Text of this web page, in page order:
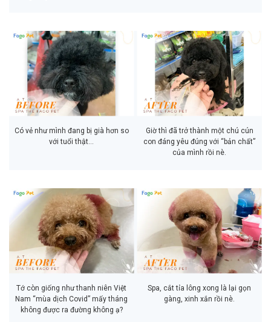
Có vẻ như mình đang bị già hơn so
với tuổi thật…
Giờ thì đã trở thành một chú cún
con đáng yêu đúng với “bản chất”
của mình rồi nè.
Tớ còn giống như thanh niên Việt
Nam “mùa dịch Covid” mấy tháng
không được ra đường không ạ?
Spa, cắt tỉa lông xong là lại gọn
gàng, xinh xắn rồi nè.